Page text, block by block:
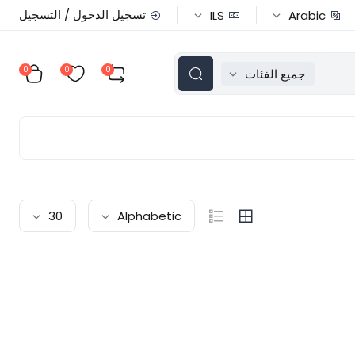
Arabic
ILS تسجيل الدخول / التسجيل
جميع الفئات 0
0
0
Alphabetic
30